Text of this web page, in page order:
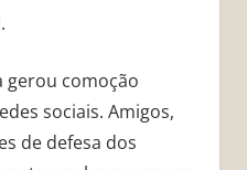
gerou comoção
sociais. Amigos,
de defesa dos